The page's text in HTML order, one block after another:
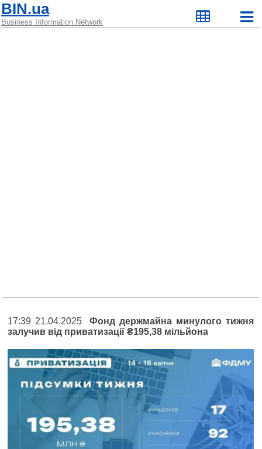
BIN.ua
Business Information Network
17:39 21.04.2025Фонд держмайна минулого тижня
залучив від приватизації ₴195,38 мільйона